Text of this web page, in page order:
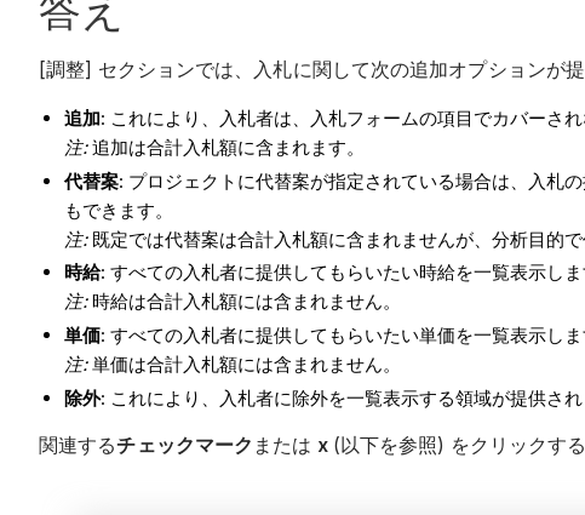
[調整] セクションでは、入札に関して次の追加オプションが提
追加: これにより、入札者は、入札フォームの項目でカバーさ
注:追加は合計入札額に含まれます。
代替案: プロジェクトに代替案が指定されている場合は、入札
もできます。
注:既定では代替案は合計入札額に含まれませんが、分析目的
時給: すべての入札者に提供してもらいたい時給を一覧表示し
注:時給は合計入札額には含まれません。
単価: すべての入札者に提供してもらいたい単価を一覧表示しま
注:単価は合計入札額には含まれません。
除外: これにより、入札者に除外を一覧表示する領域が提供さ
関連するチェックマーク または x(以下を参照) をクリックす